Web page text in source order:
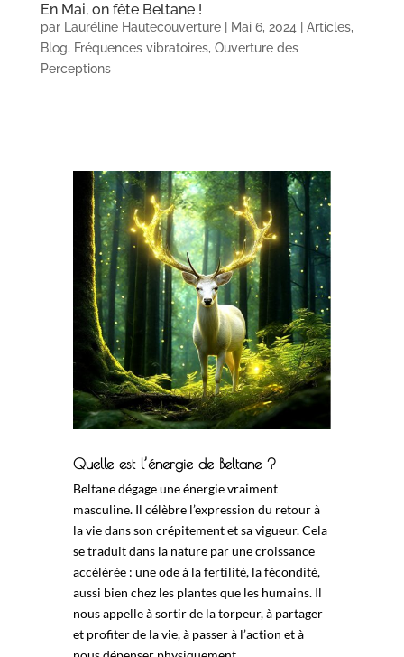
En Mai, on fête Beltane !
par Lauréline Hautecouverture| Mai 6, 2024 Articles,
Blog, Fréquences vibratoires, Ouverture des
Perceptions
Quelle est l’énergie de Beltane ?
Beltane dégage une énergie vraiment
masculine. Il célèbre l’expression du retour à
la vie dans son crépitement et sa vigueur. Cela
se traduit dans la nature par une croissance
accélérée : une ode à la fertilité, la fécondité,
aussi bien chez les plantes que les humains. Il
nous appelle à sortir de la torpeur, à partager
et profiter de la vie, à passer à l’action et à